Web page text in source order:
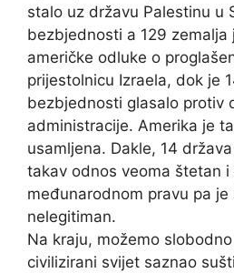
stalo uz državu Palestinu u
bezbjednosti a 129 zemalja
američke odluke o
prijestolnicu Izraela, dok je
bezbjednosti glasalo protiv
administracije. Amerika je
usamljena. Dakle, 14
takav odnos veoma štetan i
međunarodnom pravu pa je
nelegitiman.
Na kraju, možemo
civilizirani svijet saznao